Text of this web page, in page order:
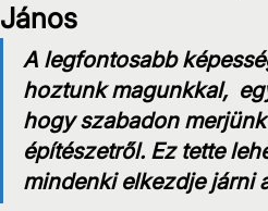
János
A legfontosabb
hoztunk magunkkal,
hogy szabadon
építészetről. Ez tette
mindenki elkezdje járni